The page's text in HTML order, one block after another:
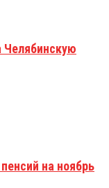
Челябинскую
на ноябрь